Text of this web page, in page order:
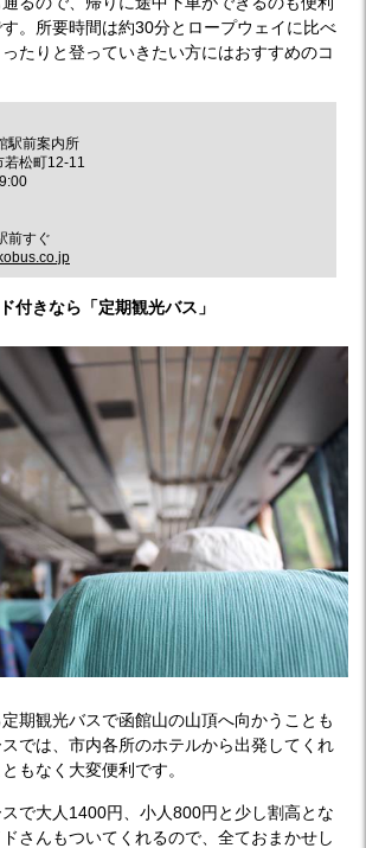
。所要時間は約30分とロープウェイに比べ
たりと登っていきたい方にはおすすめのコ
駅前案内所
若松町12-11
前すぐ
付きなら「定期観光バス」
期観光バスで函館山の山頂へ向かうことも
では、市内各所のホテルから出発してくれ
もなく大変便利です。
で大人1400円、小人800円と少し割高とな
さんもついてくれるので、全ておまかせし